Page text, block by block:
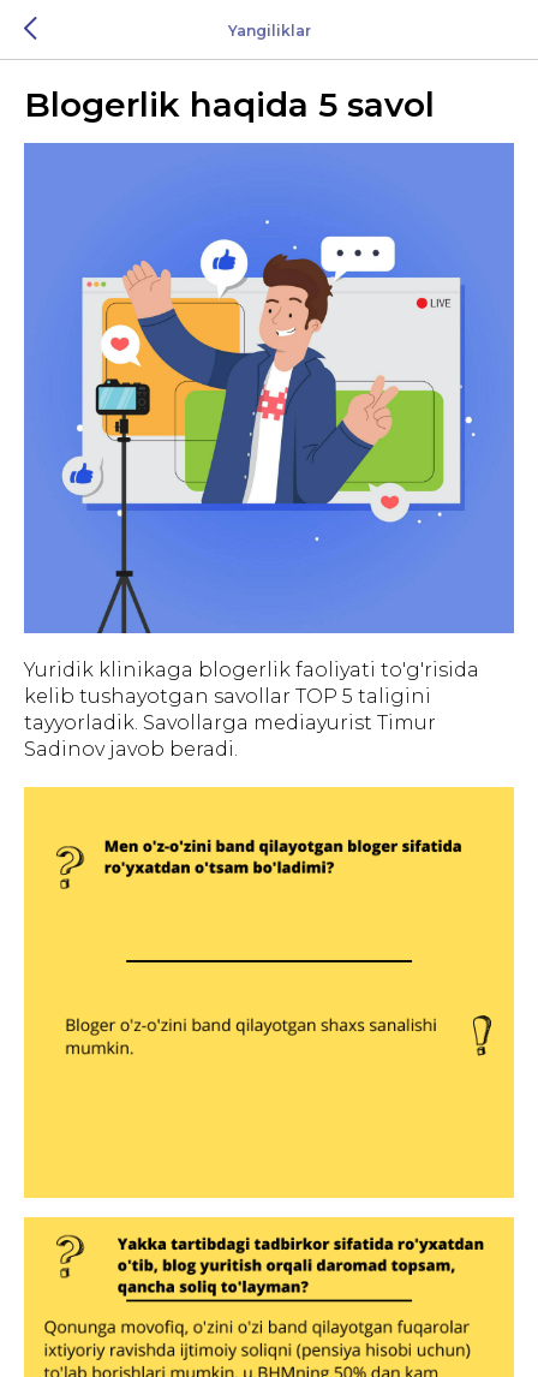
Yangiliklar
Blogerlik haqida 5 savol
Yuridik klinikaga blogerlik faoliyati to'g'risida
kelib tushayotgan savollar TOP 5 taligini
tayyorladik. Savollarga mediayurist Timur
Sadinov javob beradi.